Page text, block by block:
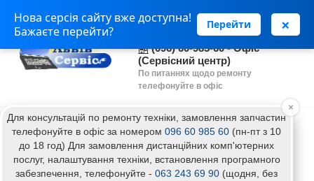
Нова серсія сайту вже доступна!
Бажаєте перейти?
Перейти ×
(063) 243 69 90 - Установка
(096) 60-985-60 - Офіс
(Сервісний центр)
По питаннях щодо ремонту
телефонуйте в офіс
Головна Прошивка телефону Huawei Honor 9S
Прошивка телефону Huawei Honor 9S
Для консультацій по ремонту техніки, замовлення запчастин
телефонуйте в офіс за номером 096 60 985 60 (пн-пт з 10
до 18 год) Для замовлення дистанційних комп'ютерних
послуг, налаштування техніки, встановлення програмного
забезпечення, телефонуйте - 063 243 69 90 (щодня, без
×